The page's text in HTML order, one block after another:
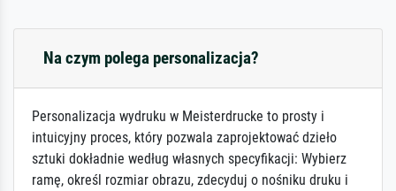
Na czym polega personalizacja?
Personalizacja wydruku w Meisterdrucke to prosty i
intuicyjny proces, który pozwala zaprojektować dzieło
sztuki dokładnie według własnych specyfikacji: Wybierz
ramę, określ rozmiar obrazu, zdecyduj o nośniku druku i